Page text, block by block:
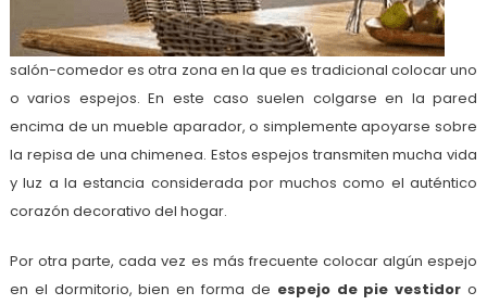
salón-comedor es otra zona en la que es tradicional colocar uno
o varios espejos. En este caso suelen colgarse en la pared
encima de un mueble aparador, o simplemente apoyarse sobre
la repisa de una chimenea. Estos espejos transmiten mucha vida
y luz a la estancia considerada por muchos como el auténtico
corazón decorativo del hogar.
Por otra parte, cada vez es más frecuente colocar algún espejo
en el dormitorio, bien en forma de espejo de pie vestidor o